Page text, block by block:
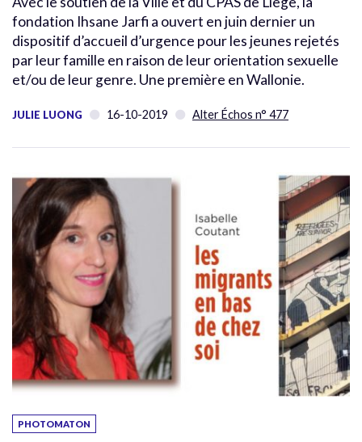
fondation Ihsane Jarfi a ouvert en juin dernier un
dispositif d’accueil d’urgence pour les jeunes rejetés
par leur famille en raison de leur orientation sexuelle
et/ou de leur genre. Une première en Wallonie.
JULIE LUONG 16-10-2019 Alter Échos n° 477
PHOTOMATON